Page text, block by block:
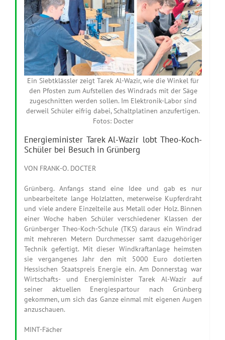
Ein Siebtklässler zeigt Tarek Al-Wazir, wie die Winkel für
den Pfosten zum Aufstellen des Windrads mit der Säge
zugeschnitten werden sollen. Im Elektronik-Labor sind
derweil Schüler eifrig dabei, Schaltplatinen anzufertigen.
Fotos: Docter
Energieminister Tarek Al-Wazir lobt Theo-Koch-
Schüler bei Besuch in Grünberg
VON FRANK-O. DOCTER
Grünberg. Anfangs stand eine Idee und gab es nur
unbearbeitete lange Holzlatten, meterweise Kupferdraht
und viele andere Einzelteile aus Metall oder Holz. Binnen
einer Woche haben Schüler verschiedener Klassen der
Grünberger Theo-Koch-Schule (TKS) daraus ein Windrad
mit mehreren Metern Durchmesser samt dazugehöriger
Technik gefertigt. Mit dieser Windkraftanlage heimsten
sie vergangenes Jahr den mit 5000 Euro dotierten
Hessischen Staatspreis Energie ein. Am Donnerstag war
Wirtschafts- und Energieminister Tarek Al-Wazir auf
seiner aktuellen Energiespartour nach Grünberg
gekommen, um sich das Ganze einmal mit eigenen Augen
anzuschauen.
MINT-Fächer